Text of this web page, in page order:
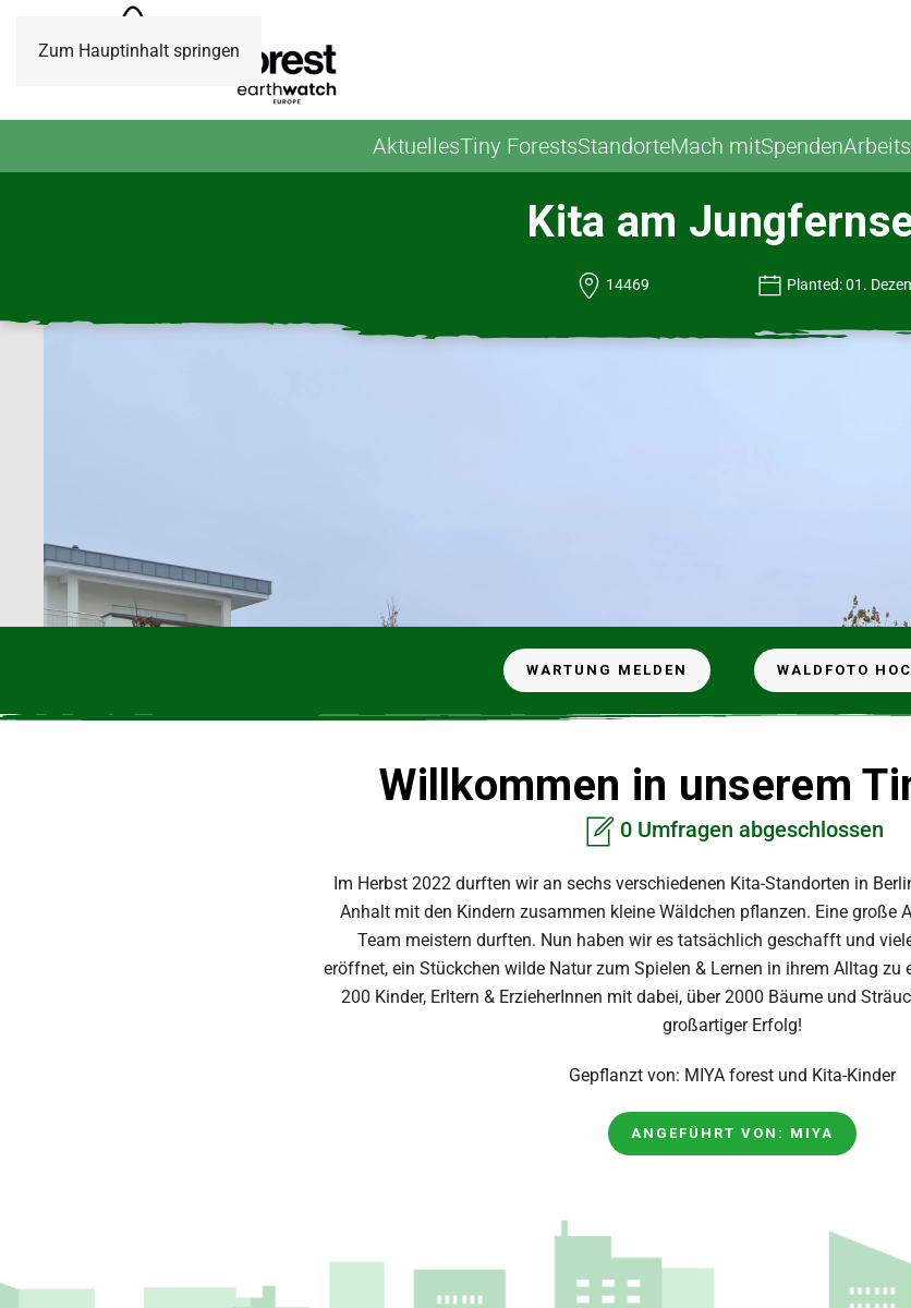
Zum Hauptinhalt springen
AktuellesTiny ForestsStandorteMach mitSpenden
Kita am
14469 Planted: 01.
WARTUNG MELDEN WALDFOTO
Willkommen in unserem
0 Umfragen abgeschlossen
Im Herbst 2022 durften wir an sechs verschiedenen Kita-Standorten in
Anhalt mit den Kindern zusammen kleine Wäldchen pflanzen. Eine große
Team meistern durften. Nun haben wir es tatsächlich geschafft und
eröffnet, ein Stückchen wilde Natur zum Spielen & Lernen in ihrem Alltag zu
200 Kinder, Erltern & ErzieherInnen mit dabei, über 2000 Bäume und
großartiger Erfolg!
Gepflanzt von: MIYA forest und Kita-Kinder
ANGEFÜHRT VON: MIYA